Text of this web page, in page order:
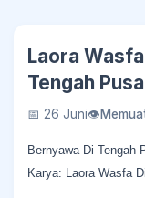
Laora
Tengah
📅 26 Juni👁
Bernyawa Di Tengah
Karya: Laora Wasfa